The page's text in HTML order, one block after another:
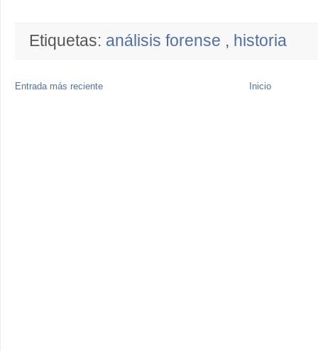
Etiquetas: análisis forense , historia
Entrada más reciente Inicio